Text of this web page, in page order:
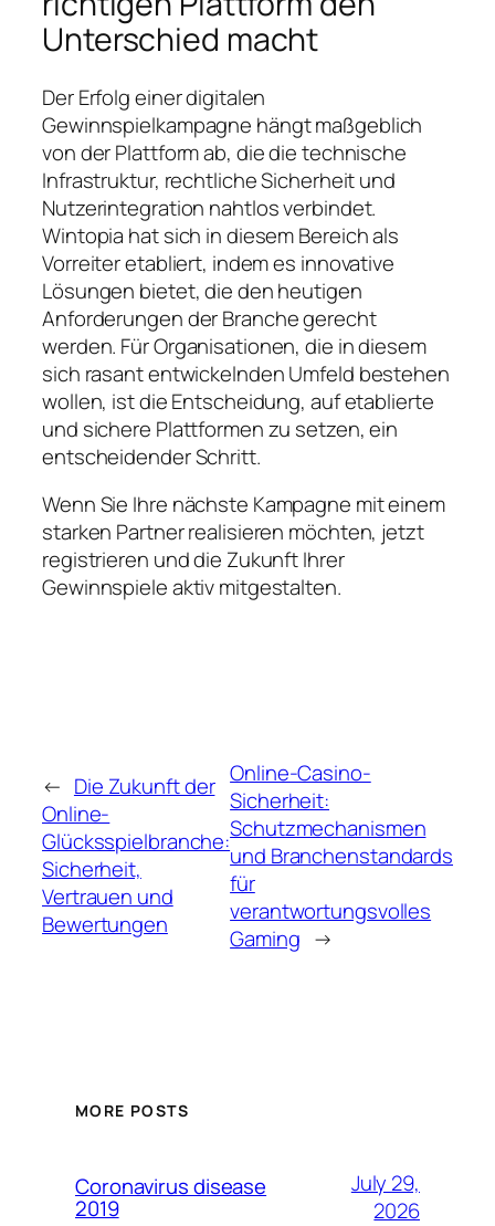
Unterschied macht
Der Erfolg einer digitalen
Gewinnspielkampagne hängt maßgeblich
von der Plattform ab, die die technische
Infrastruktur, rechtliche Sicherheit und
Nutzerintegration nahtlos verbindet.
Wintopia hat sich in diesem Bereich als
Vorreiter etabliert, indem es innovative
Lösungen bietet, die den heutigen
Anforderungen der Branche gerecht
werden. Für Organisationen, die in diesem
sich rasant entwickelnden Umfeld bestehen
wollen, ist die Entscheidung, auf etablierte
und sichere Plattformen zu setzen, ein
entscheidender Schritt.
Wenn Sie Ihre nächste Kampagne mit einem
starken Partner realisieren möchten, jetzt
registrieren und die Zukunft Ihrer
Gewinnspiele aktiv mitgestalten.
← Die Zukunft der
Online-
Glücksspielbranche:
Sicherheit,
Vertrauen und
Bewertungen
Online-Casino-
Sicherheit:
Schutzmechanismen
und Branchenstandards
für
verantwortungsvolles
Gaming →
MORE POSTS
Coronavirus disease
2019
July 29,
2026